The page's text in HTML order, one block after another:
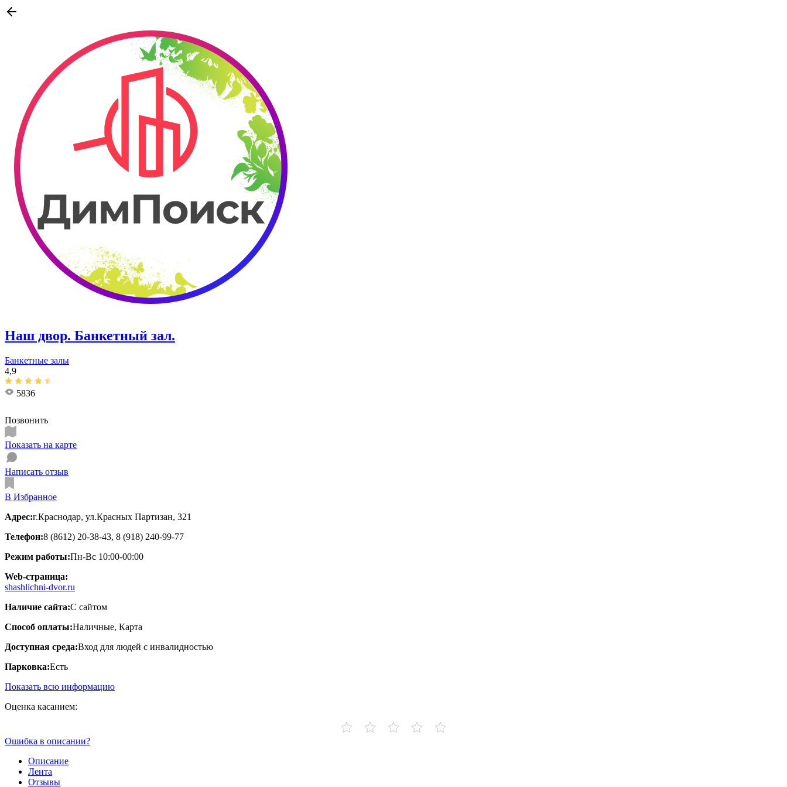
Наш двор. Банкетный зал.
Банкетные залы
4,9
5836
Позвонить
Показать на карте
Написать отзыв
В Избранное
Адрес:г.Краснодар, ул.Красных Партизан, 321
Телефон:8 (8612) 20-38-43, 8 (918) 240-99-77
Режим работы:Пн-Вс 10:00-00:00
Web-страница:
shashlichni-dvor.ru
Наличие сайта:С сайтом
Способ оплаты:Наличные, Карта
Доступная среда:Вход для людей с инвалидностью
Парковка:Есть
Показать всю информацию
Оценка касанием:
Ошибка в описании?
Описание
Лента
Отзывы